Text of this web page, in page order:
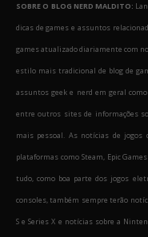
SOBRE O BLOG NERD MALDITO:
dicas de games e assuntos
games atualizado diariamente com
estilo mais tradicional de blog de
assuntos geek e nerd em geral
entre outros sites de informações
mais pessoal. As notícias de jogos
plataformas como Steam, Epic
tudo, como boa parte dos jogos
consoles, também sempre terão
S e Series X e notícias sobre a